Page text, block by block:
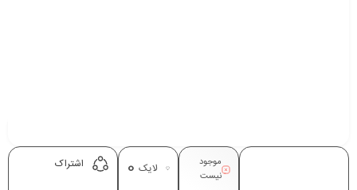
موجود
نیست
لایک 0 اشتراک